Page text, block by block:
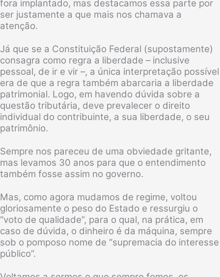
fora implantado, mas destacamos essa parte por
ser justamente a que mais nos chamava a
atenção.
Já que se a Constituição Federal (supostamente)
consagra como regra a liberdade – inclusive
pessoal, de ir e vir –, a única interpretação possível
era de que a regra também abarcaria a liberdade
patrimonial. Logo, em havendo dúvida sobre a
questão tributária, deve prevalecer o direito
individual do contribuinte, a sua liberdade, o seu
patrimônio.
Sempre nos pareceu de uma obviedade gritante,
mas levamos 30 anos para que o entendimento
também fosse assim no governo.
Mas, como agora mudamos de regime, voltou
gloriosamente o peso do Estado e ressurgiu o
“voto de qualidade”, para o qual, na prática, em
caso de dúvida, o dinheiro é da máquina, sempre
sob o pomposo nome de “supremacia do interesse
público”.